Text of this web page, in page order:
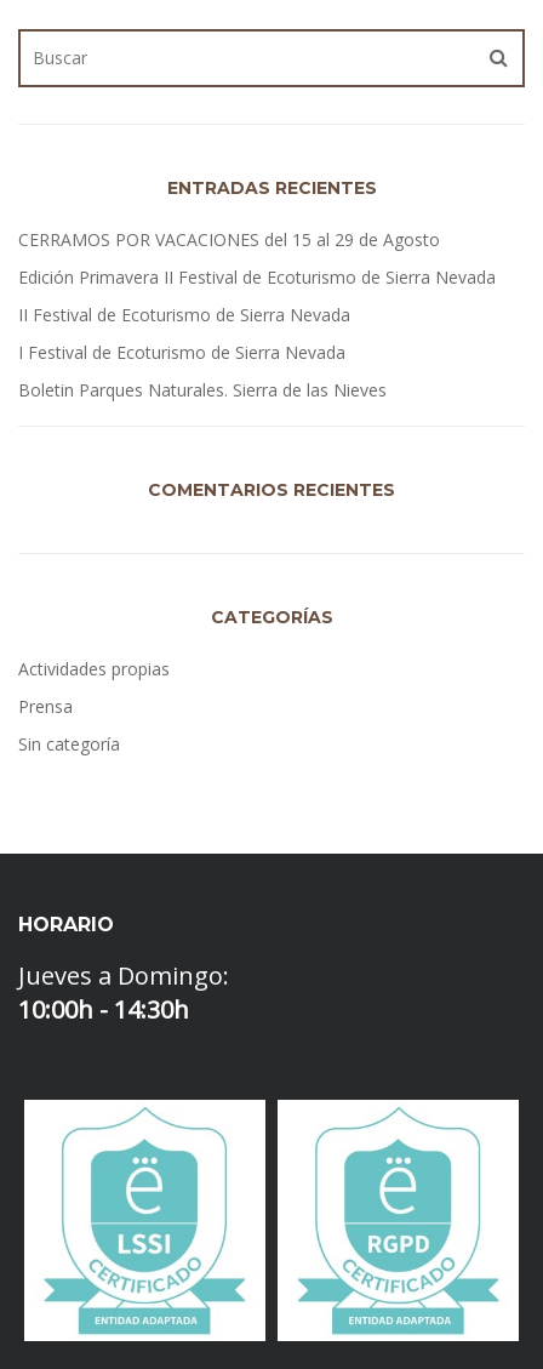
ENTRADAS RECIENTES
CERRAMOS POR VACACIONES del 15 al 29 de Agosto
Edición Primavera II Festival de Ecoturismo de Sierra Nevada
II Festival de Ecoturismo de Sierra Nevada
I Festival de Ecoturismo de Sierra Nevada
Boletin Parques Naturales. Sierra de las Nieves
COMENTARIOS RECIENTES
CATEGORÍAS
Actividades propias
Prensa
Sin categoría
HORARIO
Jueves a Domingo:
10:00h - 14:30h